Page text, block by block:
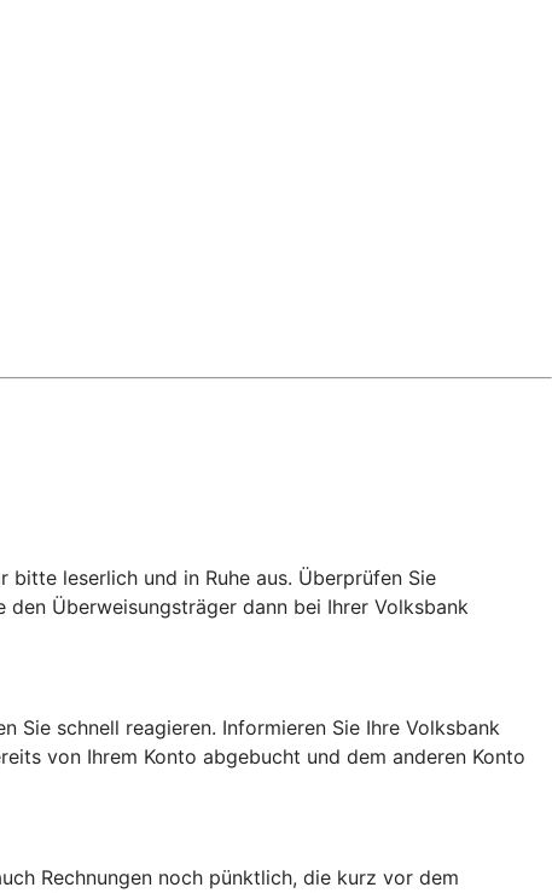
bitte leserlich und in Ruhe aus. Überprüfen Sie
Überweisungsträger dann bei Ihrer Volksbank
Sie schnell reagieren. Informieren Sie Ihre Volksbank
von Ihrem Konto abgebucht und dem anderen Konto
Rechnungen noch pünktlich, die kurz vor dem